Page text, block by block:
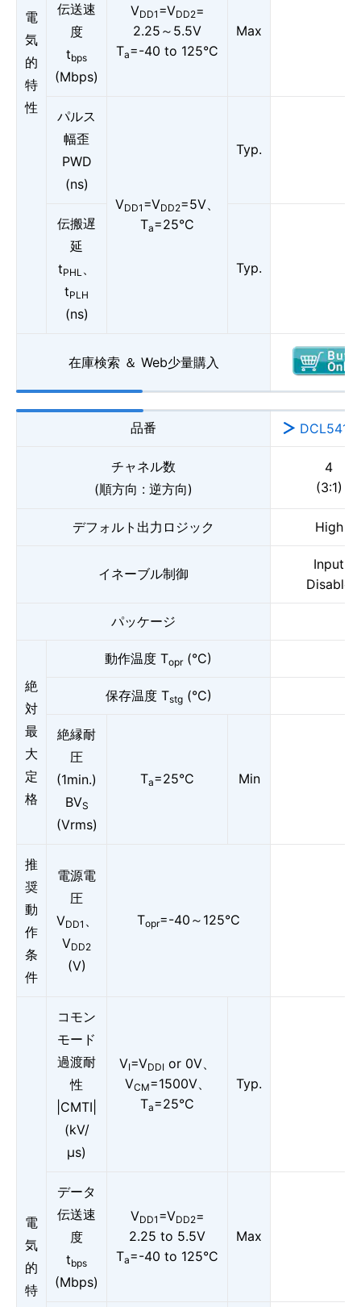
電
気
的
特
性
伝送速
度
tbps
(Mbps)
VDD1 =VDD2=
2.25～5.5V
Ta=-40 to 125°C
Max
パルス
幅歪
PWD
(ns)
VDD1 =VDD2=5V、
Ta=25°C
Typ.
伝搬遅
延
tPHL、
tPLH
(ns)
Typ.
在庫検索 ＆ Web少量購入
品番
チャネル数
(順方向 : 逆方向)
4
(3:1)
デフォルト出力ロジック High
イネーブル制御
Input
Disable
パッケージ
絶
対
最
大
定
格
動作温度 Topr(°C)
保存温度 Tstg(°C)
絶縁耐
圧
(1min.)
BVS
(Vrms)
Ta=25°C Min
推
奨
動
作
条
件
電源電
圧
VDD1 、
VDD2
(V)
Topr=-40～125°C
電
気
的
特
コモン
モード
過渡耐
性
|CMTI|
(kV/
μs)
VI=VDDI or 0V、
VCM=1500V、
Ta=25°C
Typ.
データ
伝送速
度
tbps
(Mbps)
VDD1 =VDD2=
2.25 to 5.5V
Ta=-40 to 125°C
Max